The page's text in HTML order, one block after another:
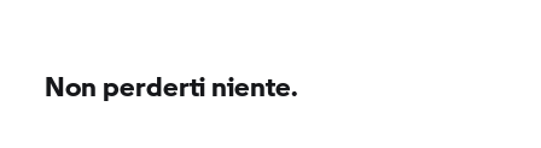
Non perderti niente.